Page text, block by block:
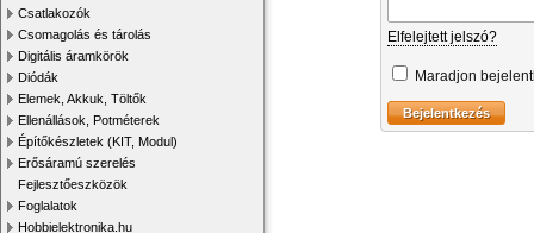
Csatlakozók
Csomagolás és tárolás
Digitális áramkörök
Diódák
Elemek, Akkuk, Töltők
Ellenállások, Potméterek
Építőkészletek (KIT, Modul)
Erősáramú szerelés
Fejlesztőeszközök
Foglalatok
Hobbielektronika.hu
Elfelejtett jelszó?
Maradjon